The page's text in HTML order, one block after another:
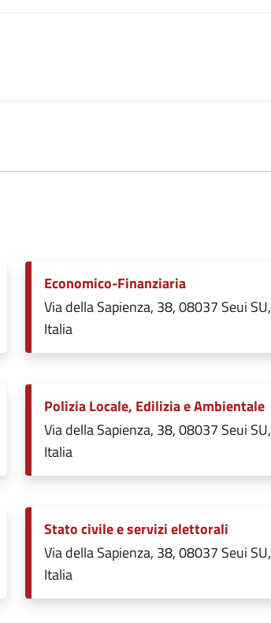
Economico-Finanziaria
Via della Sapienza, 38, 08037 Seui SU,
Italia
Polizia Locale, Edilizia e Ambientale
Via della Sapienza, 38, 08037 Seui SU,
Italia
Stato civile e servizi elettorali
Via della Sapienza, 38, 08037 Seui SU,
Italia